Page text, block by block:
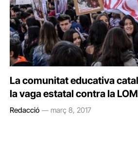
La comunitat educativa
la vaga estatal contra la
Redacció març 8, 2017